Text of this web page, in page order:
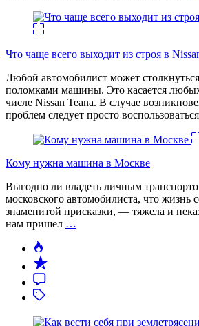
Что чаще всего выходит из строя в
Любой автомобилист может
поломками машины. Это касается
числе Nissan Teana. В случае
проблем следует просто воспользоваться
Кому нужна машина в Москве
Выгодно ли владеть личным
московского автомобилиста, что жизнь
знаменитой присказки, — тяжела и
нам пришел …